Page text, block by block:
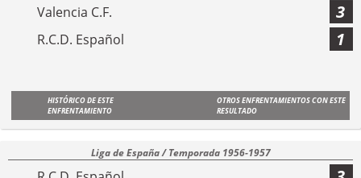
Valencia C.F. 3
R.C.D. Español 1
HISTÓRICO DE ESTE
ENFRENTAMIENTO
OTROS ENFRENTAMIENTOS CON ESTE
RESULTADO
Liga de España / Temporada 1956-1957